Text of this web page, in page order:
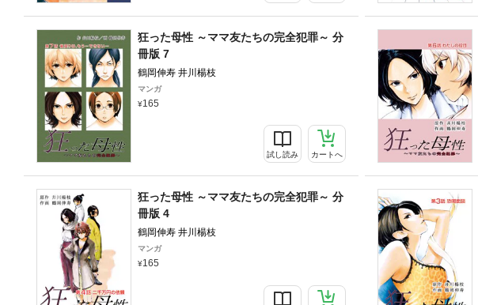
狂った母性 ～ママ友たちの完全犯罪～ 分
冊版 7
鶴岡伸寿 井川楊枝
マンガ
165
試し読み カートへ
狂った母性 ～ママ友たちの完全犯罪～ 分
冊版 4
鶴岡伸寿 井川楊枝
マンガ
165